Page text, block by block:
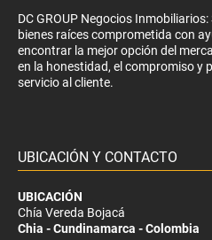
DC GROUP Negocios
bienes raíces comprometida con
encontrar la mejor opción del
en la honestidad, el compromiso y
servicio al cliente.
UBICACIÓN Y CONTACTO
UBICACIÓN
Chía Vereda Bojacá
Chia - Cundinamarca - Colombia